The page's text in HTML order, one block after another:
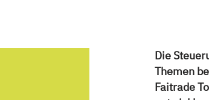
Die
Themen
Faitrade